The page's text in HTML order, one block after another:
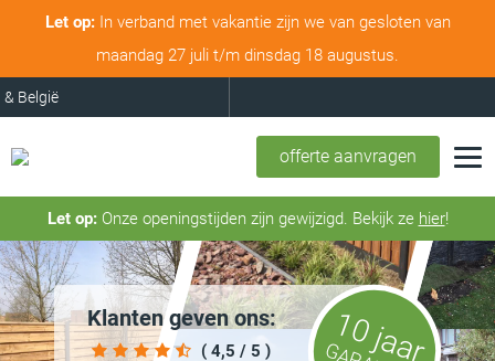
Let op:In verband met vakantie zijn we van gesloten van
maandag 27 juli t/m dinsdag 18 augustus.
offerte aanvragen
Let op:Onze openingstijden zijn gewijzigd. Bekijk ze hier!
Klanten geven ons:
( 4,5 / 5 )
10 jaar